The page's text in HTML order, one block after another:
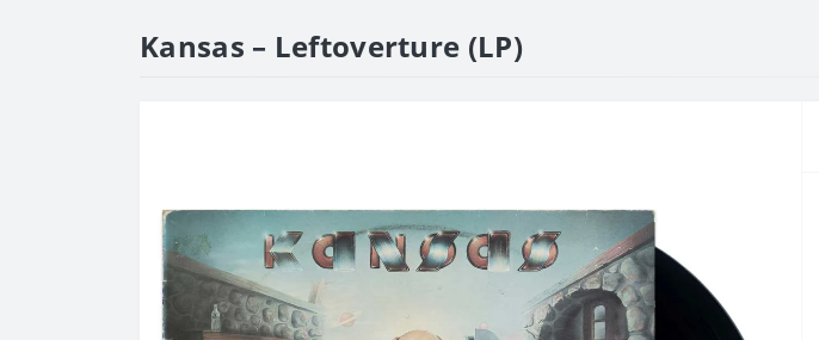
Kansas ‎– Leftoverture (LP)